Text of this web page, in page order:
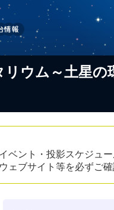
ウム～土星の
ベント・投影スケジュ
ェブサイト等を必ずご確